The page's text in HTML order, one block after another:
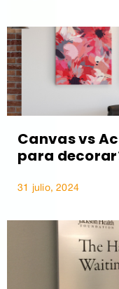
Canvas vs
para
31 julio, 2024